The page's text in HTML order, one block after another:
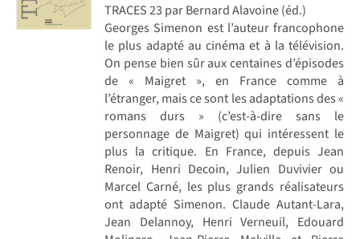
TRACES 23 par Bernard Alavoine (éd.)
Georges Simenon est l’auteur francophone
le plus adapté au cinéma et à la télévision.
On pense bien sûr aux centaines d’épisodes
de « Maigret », en France comme à
l’étranger, mais ce sont les adaptations des «
romans durs » (c’est-à-dire sans le
personnage de Maigret) qui intéressent le
plus la critique. En France, depuis Jean
Renoir, Henri Decoin, Julien Duvivier ou
Marcel Carné, les plus grands réalisateurs
ont adapté Simenon. Claude Autant-Lara,
Jean Delannoy, Henri Verneuil, Edouard